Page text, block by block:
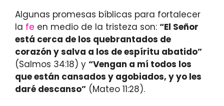
Algunas promesas bíblicas para fortalecer
la fe en medio de la tristeza son: “El Señor
está cerca de los quebrantados de
corazón y salva a los de espíritu abatido”
(Salmos 34:18) y “Vengan a mí todos los
que están cansados y agobiados, y yo les
daré descanso” (Mateo 11:28).